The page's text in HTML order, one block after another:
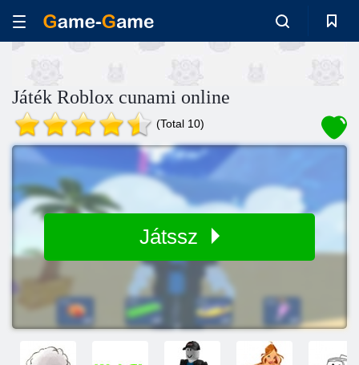
Játék Roblox cunami online
(Total 10)
Játssz